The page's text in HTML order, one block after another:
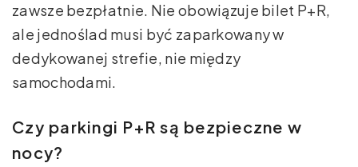
zawsze bezpłatnie. Nie obowiązuje bilet P+R,
ale jednoślad musi być zaparkowany w
dedykowanej strefie, nie między
samochodami.
Czy parkingi P+R są bezpieczne w
nocy?